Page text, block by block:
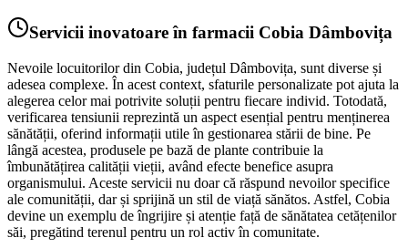
Servicii inovatoare în farmacii Cobia Dâmbovița
Nevoile locuitorilor din Cobia, județul Dâmbovița, sunt diverse și
adesea complexe. În acest context, sfaturile personalizate pot ajuta la
alegerea celor mai potrivite soluții pentru fiecare individ. Totodată,
verificarea tensiunii reprezintă un aspect esențial pentru menținerea
sănătății, oferind informații utile în gestionarea stării de bine. Pe
lângă acestea, produsele pe bază de plante contribuie la
îmbunătățirea calității vieții, având efecte benefice asupra
organismului. Aceste servicii nu doar că răspund nevoilor specifice
ale comunității, dar și sprijină un stil de viață sănătos. Astfel, Cobia
devine un exemplu de îngrijire și atenție față de sănătatea cetățenilor
săi, pregătind terenul pentru un rol activ în comunitate.